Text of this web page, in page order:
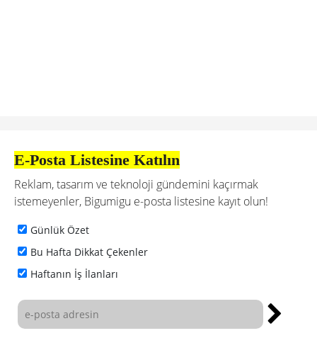
E-Posta Listesine Katılın
Reklam, tasarım ve teknoloji gündemini kaçırmak
istemeyenler, Bigumigu e-posta listesine kayıt olun!
Günlük Özet
Bu Hafta Dikkat Çekenler
Haftanın İş İlanları